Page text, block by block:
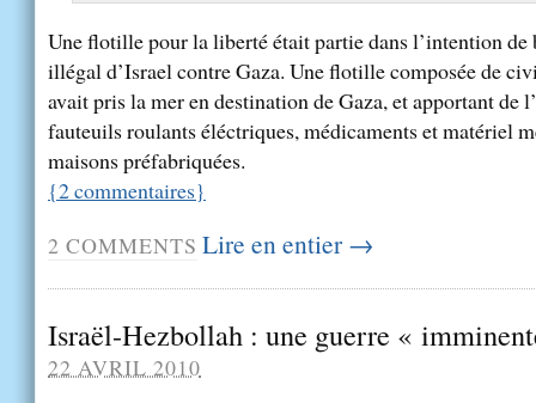
Une flotille pour la liberté était partie dans l’intention de
illégal d’Israel contre Gaza. Une flotille composée de
avait pris la mer en destination de Gaza, et apportant de
fauteuils roulants éléctriques, médicaments et matériel
maisons préfabriquées.
{2commentaires}
2 COMMENTS Lire en entier →
Israël-Hezbollah : une guerre «
22 AVRIL 2010